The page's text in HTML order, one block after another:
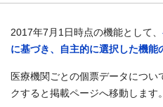
2017年7月1日時点の機能として、
に基づき、自主的に選択した機能
医療機関ごとの個票データにつ
クすると掲載ページへ移動します。